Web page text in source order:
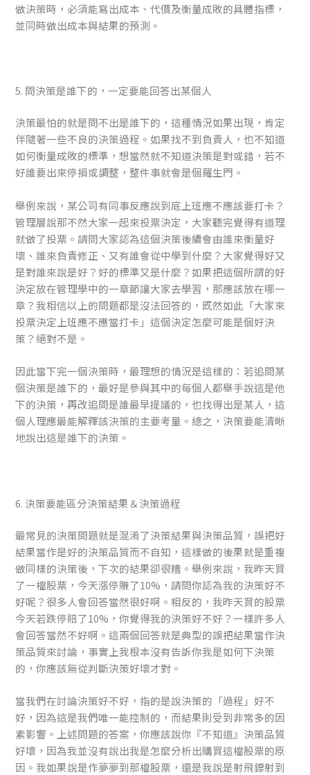
做決策時，必須能寫出成本、代價及衡量成敗的具體指標，
並同時做出成本與結果的預測。
5. 問決策是誰下的，一定要能回答出某個人
決策最怕的就是問不出是誰下的，這種情況如果出現，肯定
伴隨著一些不良的決策過程。如果找不到負責人，也不知道
如何衡量成敗的標準，想當然就不知道決策是對或錯，若不
好誰要出來停損或調整，整件事就會是個羅生門。
舉例來說，某公司有同事反應說到底上班應不應該要打卡？
管理層說那不然大家一起來投票決定，大家聽完覺得有道理
就做了投票。請問大家認為這個決策後續會由誰來衡量好
壞、誰來負責修正、又有誰會從中學到什麼？大家覺得好又
是對誰來說是好？好的標準又是什麼？如果把這個所謂的好
決定放在管理學中的一章節讓大家去學習，那應該放在哪一
章？我相信以上的問題都是沒法回答的，既然如此「大家來
投票決定上班應不應當打卡」這個決定怎麼可能是個好決
策？絕對不是。
因此當下完一個決策時，最理想的情況是這樣的：若追問某
個決策是誰下的，最好是參與其中的每個人都舉手說這是他
下的決策，再改追問是誰最早提議的，也找得出是某人，這
個人理應最能解釋該決策的主要考量。總之，決策要能清晰
地說出這是誰下的決策。
6. 決策要能區分決策結果＆決策過程
最常見的決策問題就是混淆了決策結果與決策品質，誤把好
結果當作是好的決策品質而不自知，這樣做的後果就是重複
做同樣的決策後，下次的結果卻很糟。舉例來說，我昨天買
了一檔股票，今天漲停賺了10%，請問你認為我的決策好不
好呢？很多人會回答當然很好啊。相反的，我昨天買的股票
今天若跌停賠了10%，你覺得我的決策好不好？一樣許多人
會回答當然不好啊。這兩個回答就是典型的誤把結果當作決
策品質來討論，事實上我根本沒有告訴你我是如何下決策
的，你應該無從判斷決策好壞才對。
當我們在討論決策好不好，指的是說決策的「過程」好不
好，因為這是我們唯一能控制的，而結果則受到非常多的因
素影響。上述問題的答案，你應該說你『不知道』決策品質
好壞，因為我並沒有說出我是怎麼分析出購買這檔股票的原
因。我如果說是作夢夢到那檔股票，還是我說是射飛鏢射到